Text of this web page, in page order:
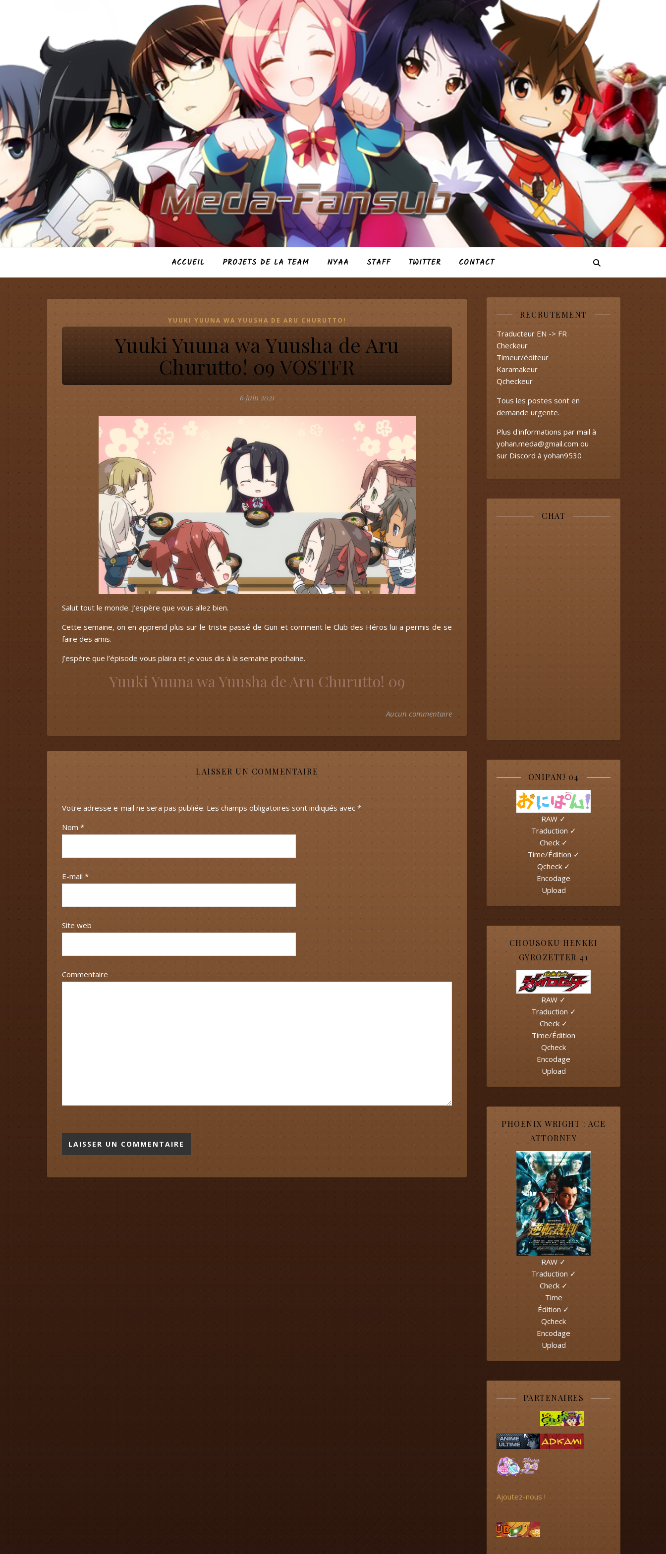
ACCUEIL PROJETS DE LA TEAM NYAA STAFF TWITTER CONTACT
YUUKI YUUNA WA YUUSHA DE ARU CHURUTTO!
Yuuki Yuuna wa Yuusha de Aru
Churutto! 09 VOSTFR
6 juin 2021
Salut tout le monde. J’espère que vous allez bien.
Cette semaine, on en apprend plus sur le triste passé de Gun et comment le Club des Héros lui a permis de se
faire des amis.
J’espère que l’épisode vous plaira et je vous dis à la semaine prochaine.
Yuuki Yuuna wa Yuusha de Aru Churutto! 09
Aucun commentaire
LAISSER UN COMMENTAIRE
Votre adresse e-mail ne sera pas publiée. Les champs obligatoires sont indiqués avec *
Nom *
E-mail *
Site web
Commentaire
RECRUTEMENT
Traducteur EN -> FR
Checkeur
Timeur/éditeur
Karamakeur
Qcheckeur
Tous les postes sont en
demande urgente.
Plus d'informations par mail à
yohan.meda@gmail.com ou
sur Discord à yohan9530
CHAT
ONIPAN! 04
RAW ✓
Traduction ✓
Check ✓
Time/Édition ✓
Qcheck ✓
Encodage
Upload
CHOUSOKU HENKEI
GYROZETTER 41
RAW ✓
Traduction ✓
Check ✓
Time/Édition
Qcheck
Encodage
Upload
PHOENIX WRIGHT : ACE
ATTORNEY
RAW ✓
Traduction ✓
Check ✓
Time
Édition ✓
Qcheck
Encodage
Upload
PARTENAIRES
Ajoutez-nous !